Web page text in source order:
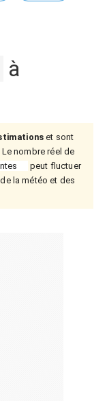
à
et sont
Le nombre réel de
peut fluctuer
la météo et des